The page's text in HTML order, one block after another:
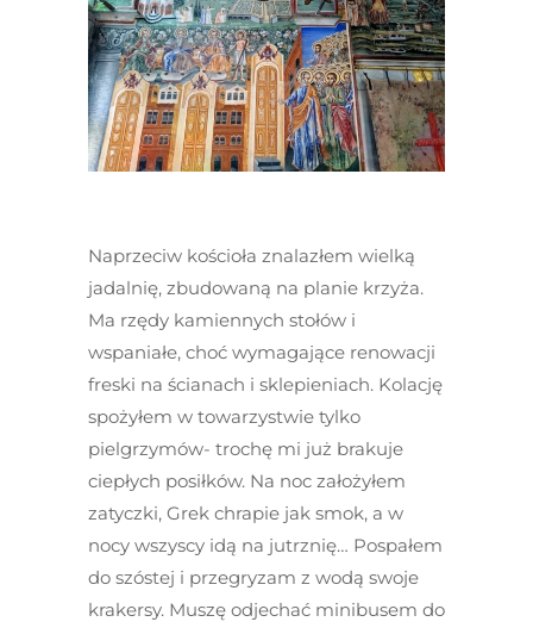
Naprzeciw kościoła znalazłem wielką
jadalnię, zbudowaną na planie krzyża.
Ma rzędy kamiennych stołów i
wspaniałe, choć wymagające renowacji
freski na ścianach i sklepieniach. Kolację
spożyłem w towarzystwie tylko
pielgrzymów- trochę mi już brakuje
ciepłych posiłków. Na noc założyłem
zatyczki, Grek chrapie jak smok, a w
nocy wszyscy idą na jutrznię… Pospałem
do szóstej i przegryzam z wodą swoje
krakersy. Muszę odjechać minibusem do